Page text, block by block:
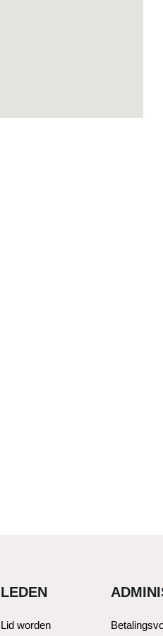
LEDEN
Lid worden